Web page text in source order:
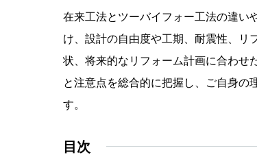
在来工法とツーバイフォー工法の違い
け、設計の自由度や工期、耐震性、リ
状、将来的なリフォーム計画に合わせ
と注意点を総合的に把握し、ご自身の
す。
目次